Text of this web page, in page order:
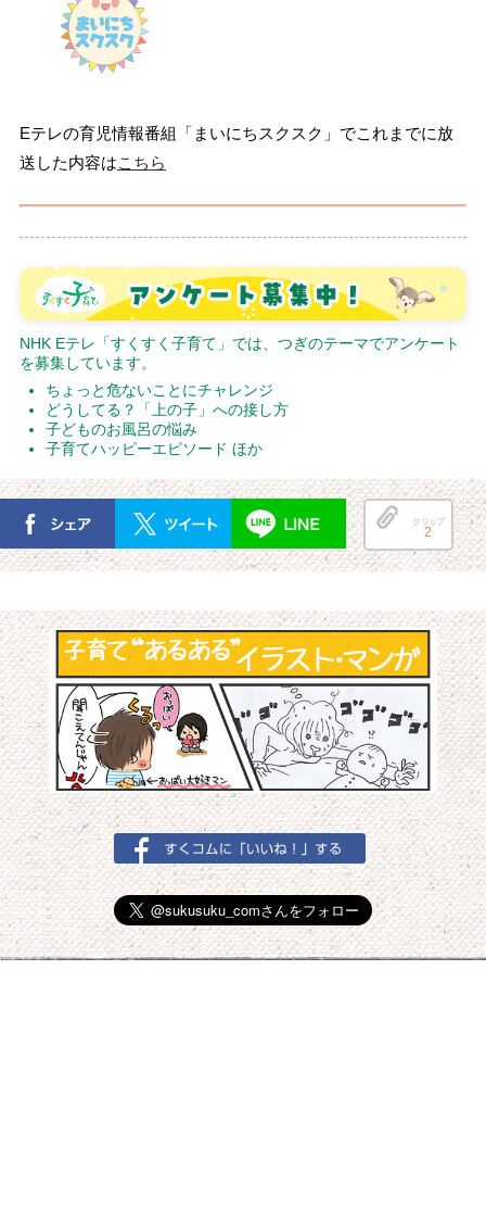
Eテレの育児情報番組「まいにちスクスク」でこれまでに放
送した内容はこちら
NHK Eテレ「すくすく子育て」では、つぎのテーマでアンケート
を募集しています。
ちょっと危ないことにチャレンジ
どうしてる？「上の子」への接し方
子どものお風呂の悩み
子育てハッピーエピソード ほか
クリップ
2